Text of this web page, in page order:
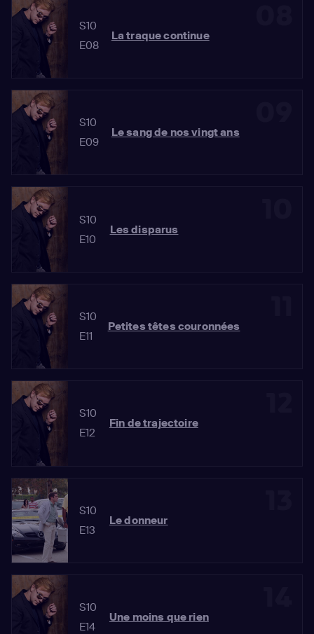
S10
E08
La traque continue
S10
E09
Le sang de nos vingt ans
S10
E10
Les disparus
S10
E11
Petites têtes couronnées
S10
E12
Fin de trajectoire
S10
E13
Le donneur
S10
E14
Une moins que rien